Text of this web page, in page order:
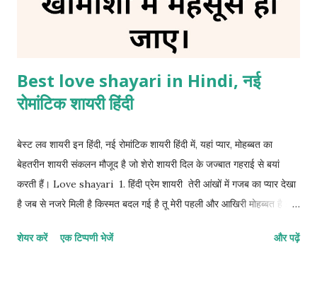
Best love shayari in Hindi, नई
रोमांटिक शायरी हिंदी
बेस्ट लव शायरी इन हिंदी, नई रोमांटिक शायरी हिंदी में, यहां प्यार, मोहब्बत का
बेहतरीन शायरी संकलन मौजूद है जो शेरो शायरी दिल के जज्बात गहराई से बयां
करती हैं। Love shayari 1. हिंदी प्रेम शायरी तेरी आंखों में गजब का प्यार देखा
है जब से नजरे मिली है किस्मत बदल गई है तू मेरी पहली और आखिरी मोहब्बत है इस
मुस्कान में बस गई है मेरी बंदगी धड़कनों से जुड़ गई अगर उम्र भर के लिए साथ मिल
शेयर करें एक टिप्पणी भेजें और पढ़ें